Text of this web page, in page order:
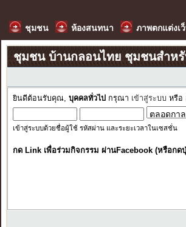
ชุมชน ห้องสนทนา ภาพตกแต่งเ
ชุมชน บ้านกลอนไทย ชุมชนสำห
ยินดีต้อนรับคุณ, บุคคลทั่วไป กรุณา เข้าสู่ระบบ หรือ
เข้าสู่ระบบด้วยชื่อผู้ใช้ รหัสผ่าน และระยะเวลาในเซสชั่น
กด Link เพื่อร่วมกิจกรรม ผ่านFacebook (หรือก